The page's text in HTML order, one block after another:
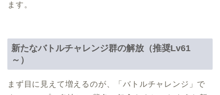
ます。
新たなバトルチャレンジ群の解放（推奨Lv61
～）
まず目に見えて増えるのが、「バトルチャレンジ」で